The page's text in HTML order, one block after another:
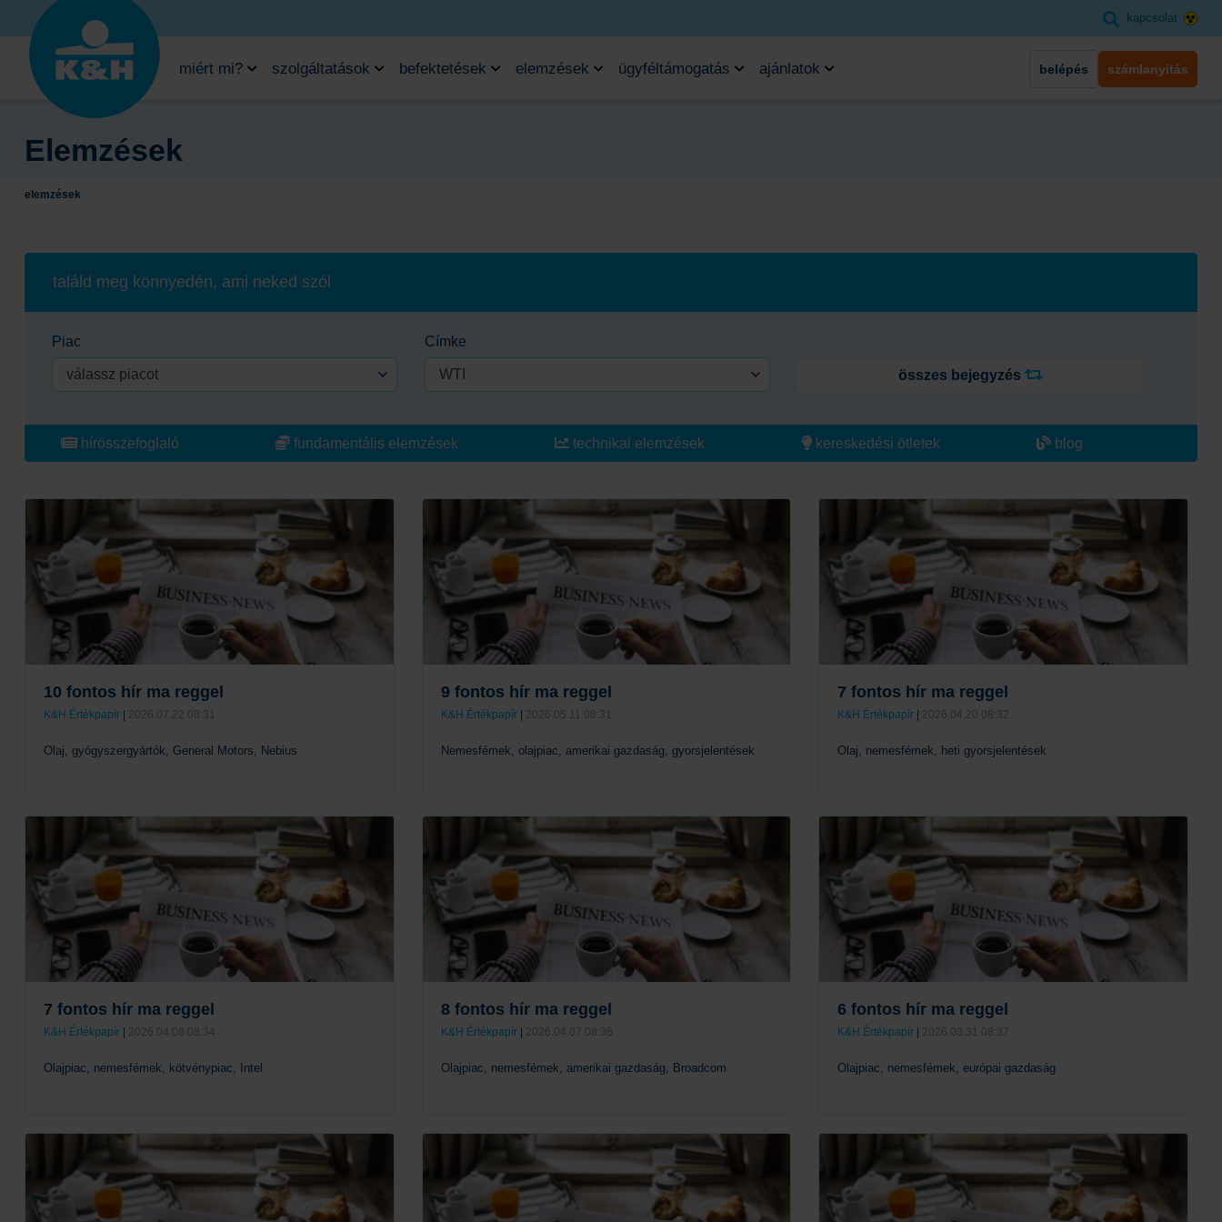
kapcsolat
miért mi? szolgáltatások befektetések elemzések ügyféltámogatás ajánlatok belépés számlanyitás
Elemzések
elemzések
találd meg könnyedén, ami neked szól
Piac
válassz piacot
Címke
WTI összes bejegyzés
hírösszefoglaló fundamentális elemzések technikai elemzések kereskedési ötletek blog
10 fontos hír ma reggel
K&H Értékpapír 2026.07.22 08:31
Olaj, gyógyszergyártók, General Motors, Nebius
Tovább
9 fontos hír ma reggel
K&H Értékpapír| 2026.05.11 08:31
Nemesfémek, olajpiac, amerikai gazdaság, gyorsjelentések
Tovább
7 fontos hír ma reggel
K&H Értékpapír 2026.04.20 08:32
Olaj, nemesfémek, heti gyorsjelentések
Tovább
7 fontos hír ma reggel
K&H Értékpapír 2026.04.08 08:34
Olajpiac, nemesfémek, kötvénypiac, Intel
Tovább
8 fontos hír ma reggel
K&H Értékpapír| 2026.04.07 08:36
Olajpiac, nemesfémek, amerikai gazdaság, Broadcom
Tovább
6 fontos hír ma reggel
K&H Értékpapír 2026.03.31 08:37
Olajpiac, nemesfémek, európai gazdaság
Tovább